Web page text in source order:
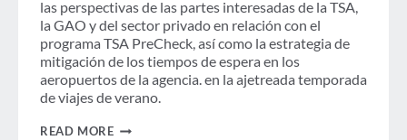
las perspectivas de las partes interesadas de la TSA,
la GAO y del sector privado en relación con el
programa TSA PreCheck, así como la estrategia de
mitigación de los tiempos de espera en los
aeropuertos de la agencia. en la ajetreada temporada
de viajes de verano.
READ MOREGBTA